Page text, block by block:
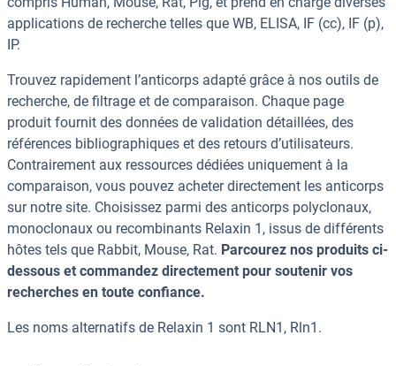
applications de recherche telles que WB, ELISA, IF (cc), IF (p),
IP.
Trouvez rapidement l’anticorps adapté grâce à nos outils de
recherche, de filtrage et de comparaison. Chaque page
produit fournit des données de validation détaillées, des
références bibliographiques et des retours d’utilisateurs.
Contrairement aux ressources dédiées uniquement à la
comparaison, vous pouvez acheter directement les anticorps
sur notre site. Choisissez parmi des anticorps polyclonaux,
monoclonaux ou recombinants Relaxin 1, issus de différents
hôtes tels que Rabbit, Mouse, Rat. Parcourez nos produits ci-
dessous et commandez directement pour soutenir vos
recherches en toute confiance.
Les noms alternatifs de Relaxin 1 sont RLN1, Rln1.